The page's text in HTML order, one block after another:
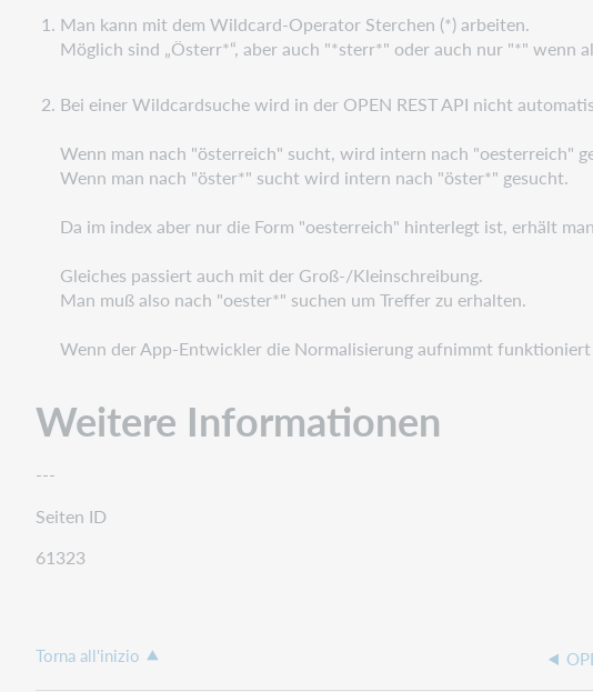
Man kann mit dem Wildcard-Operator Sterchen (*) arbeiten.
Möglich sind „Österr*“, aber auch "*sterr*" oder auch nur "*" wenn
Bei einer Wildcardsuche wird in der OPEN REST API nicht
Wenn man nach "österreich" sucht, wird intern nach "oesterreich"
Wenn man nach "öster*" sucht wird intern nach "öster*" gesucht.
Da im index aber nur die Form "oesterreich" hinterlegt ist, erhält
Gleiches passiert auch mit der Groß-/Kleinschreibung.
Man muß also nach "oester*" suchen um Treffer zu erhalten.
Wenn der App-Entwickler die Normalisierung aufnimmt funktioniert
Weitere Informationen
---
Seiten ID
61323
Torna all'inizio